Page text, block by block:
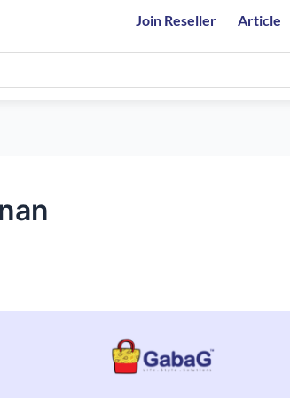
Join Reseller Article